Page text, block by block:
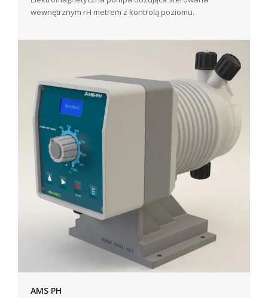
wewnętrznym rH metrem z kontrolą poziomu.
AMS PH